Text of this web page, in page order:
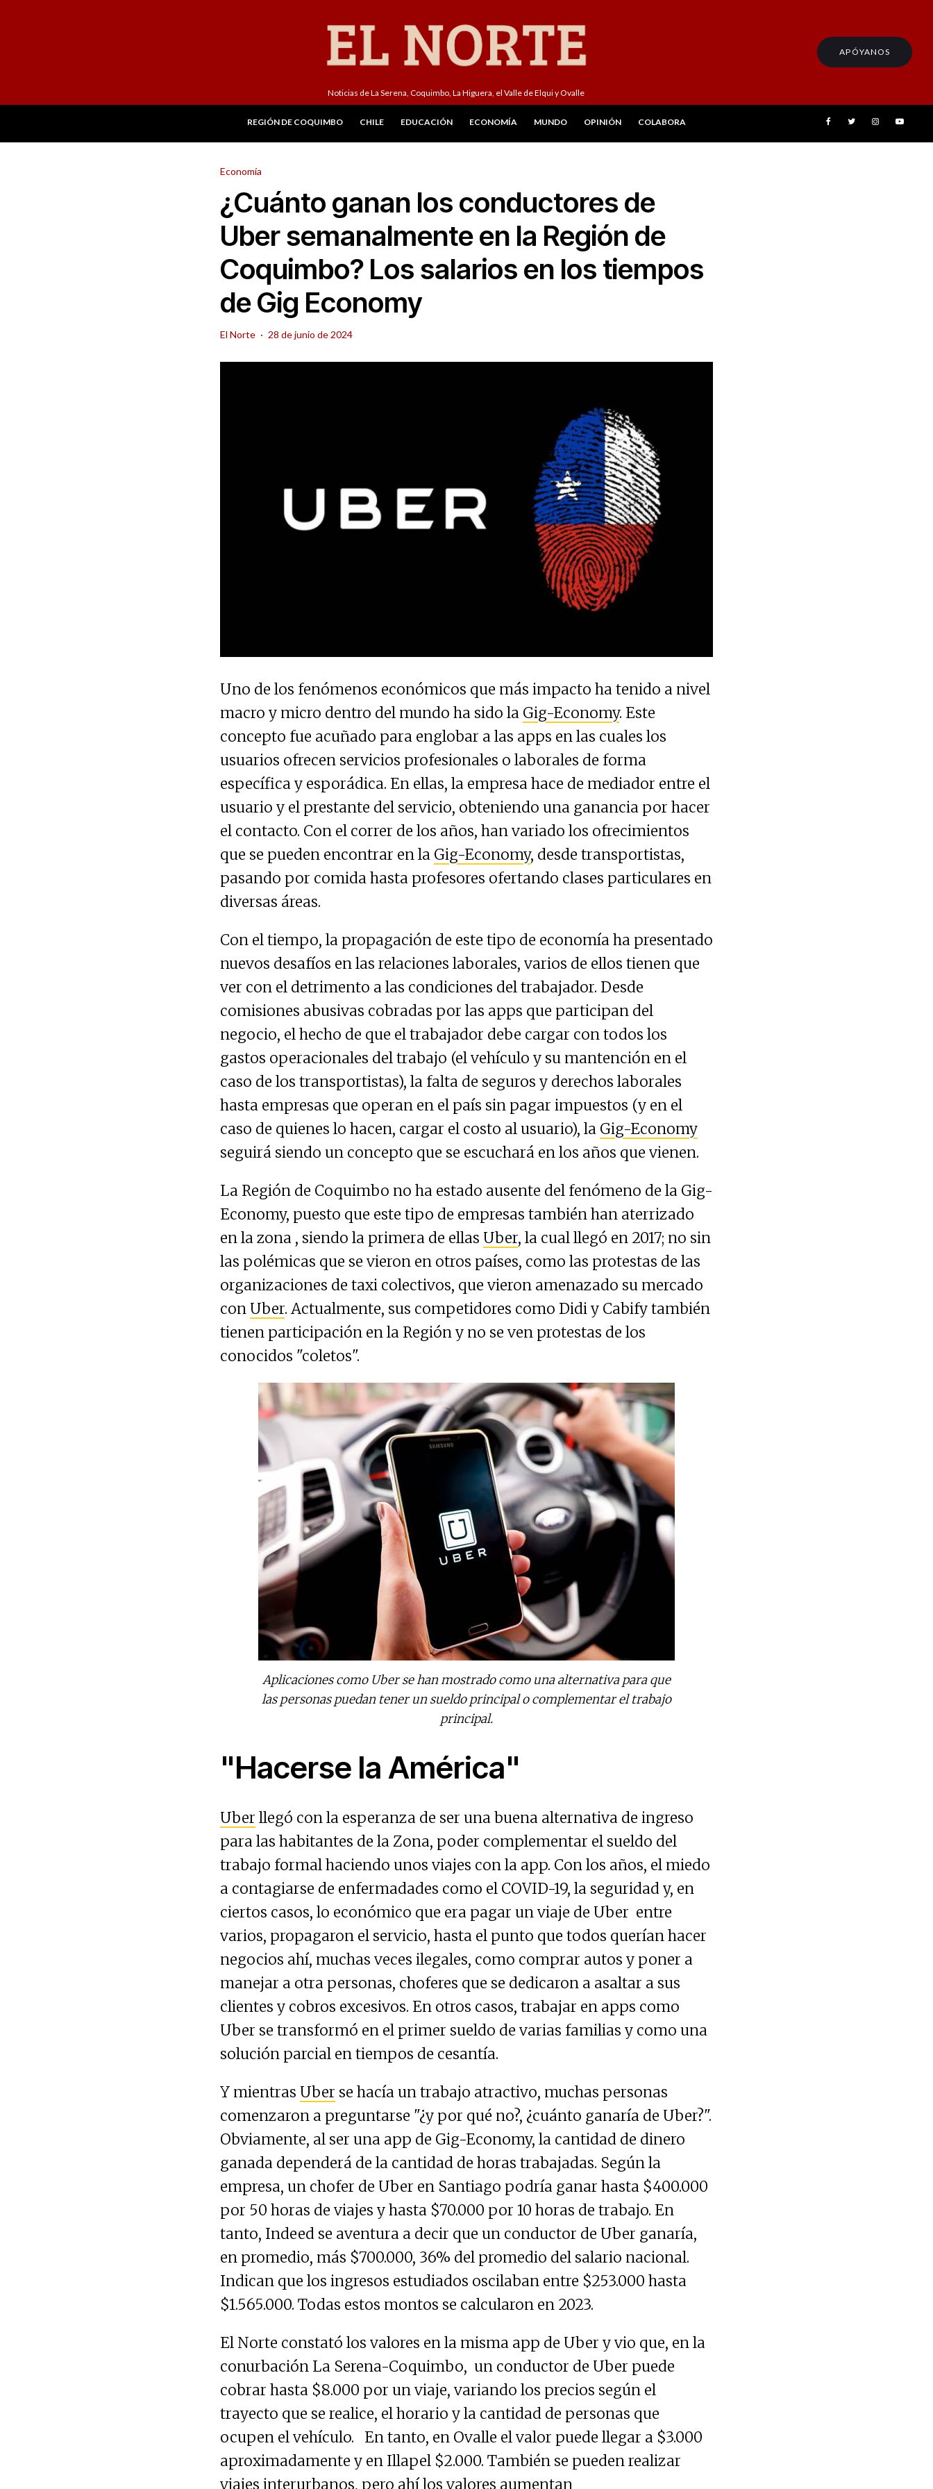
Noticias de La Serena, Coquimbo, La Higuera, el Valle de Elqui y Ovalle
APÓYANOS
REGIÓN DE COQUIMBO CHILE EDUCACIÓN ECONOMÍA MUNDO OPINIÓN COLABORA
Economía
¿Cuánto ganan los conductores de
Uber semanalmente en la Región de
Coquimbo? Los salarios en los tiempos
de Gig Economy
El Norte · 28 de junio de 2024
Uno de los fenómenos económicos que más impacto ha tenido a nivel
macro y micro dentro del mundo ha sido la Gig-Economy. Este
concepto fue acuñado para englobar a las apps en las cuales los
usuarios ofrecen servicios profesionales o laborales de forma
específica y esporádica. En ellas, la empresa hace de mediador entre el
usuario y el prestante del servicio, obteniendo una ganancia por hacer
el contacto. Con el correr de los años, han variado los ofrecimientos
que se pueden encontrar en la Gig-Economy, desde transportistas,
pasando por comida hasta profesores ofertando clases particulares en
diversas áreas.
Con el tiempo, la propagación de este tipo de economía ha presentado
nuevos desafíos en las relaciones laborales, varios de ellos tienen que
ver con el detrimento a las condiciones del trabajador. Desde
comisiones abusivas cobradas por las apps que participan del
negocio, el hecho de que el trabajador debe cargar con todos los
gastos operacionales del trabajo (el vehículo y su mantención en el
caso de los transportistas), la falta de seguros y derechos laborales
hasta empresas que operan en el país sin pagar impuestos (y en el
caso de quienes lo hacen, cargar el costo al usuario), la Gig-Economy
seguirá siendo un concepto que se escuchará en los años que vienen.
La Región de Coquimbo no ha estado ausente del fenómeno de la Gig-
Economy, puesto que este tipo de empresas también han aterrizado
en la zona , siendo la primera de ellas Uber, la cual llegó en 2017; no sin
las polémicas que se vieron en otros países, como las protestas de las
organizaciones de taxi colectivos, que vieron amenazado su mercado
con Uber. Actualmente, sus competidores como Didi y Cabify también
tienen participación en la Región y no se ven protestas de los
conocidos "coletos".
Aplicaciones como Uber se han mostrado como una alternativa para que
las personas puedan tener un sueldo principal o complementar el trabajo
principal.
"Hacerse la América"
Uber llegó con la esperanza de ser una buena alternativa de ingreso
para las habitantes de la Zona, poder complementar el sueldo del
trabajo formal haciendo unos viajes con la app. Con los años, el miedo
a contagiarse de enfermadades como el COVID-19, la seguridad y, en
ciertos casos, lo económico que era pagar un viaje de Uber entre
varios, propagaron el servicio, hasta el punto que todos querían hacer
negocios ahí, muchas veces ilegales, como comprar autos y poner a
manejar a otra personas, choferes que se dedicaron a asaltar a sus
clientes y cobros excesivos. En otros casos, trabajar en apps como
Uber se transformó en el primer sueldo de varias familias y como una
solución parcial en tiempos de cesantía.
Y mientras Uber se hacía un trabajo atractivo, muchas personas
comenzaron a preguntarse "¿y por qué no?, ¿cuánto ganaría de Uber?".
Obviamente, al ser una app de Gig-Economy, la cantidad de dinero
ganada dependerá de la cantidad de horas trabajadas. Según la
empresa, un chofer de Uber en Santiago podría ganar hasta $400.000
por 50 horas de viajes y hasta $70.000 por 10 horas de trabajo. En
tanto, Indeed se aventura a decir que un conductor de Uber ganaría,
en promedio, más $700.000, 36% del promedio del salario nacional.
Indican que los ingresos estudiados oscilaban entre $253.000 hasta
$1.565.000. Todas estos montos se calcularon en 2023.
El Norte constató los valores en la misma app de Uber y vio que, en la
conurbación La Serena-Coquimbo, un conductor de Uber puede
cobrar hasta $8.000 por un viaje, variando los precios según el
trayecto que se realice, el horario y la cantidad de personas que
ocupen el vehículo. En tanto, en Ovalle el valor puede llegar a $3.000
aproximadamente y en Illapel $2.000. También se pueden realizar
viajes interurbanos, pero ahí los valores aumentan